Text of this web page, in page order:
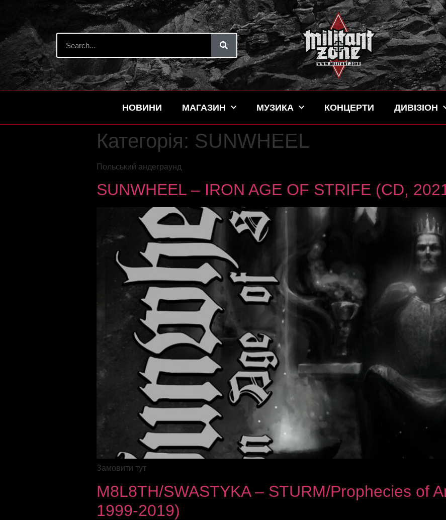
НОВИНИ МАГАЗИН МУЗИКА КОНЦЕРТИ ДИВІЗІОН
Категорія: SUNWHEEL
Польський андеграунд
SUNWHEEL – IRON AGE OF STRIFE (CD,
Замовити тут
M8L8TH/SWASTYKA – STURM/Prophecies of
1999-2019)